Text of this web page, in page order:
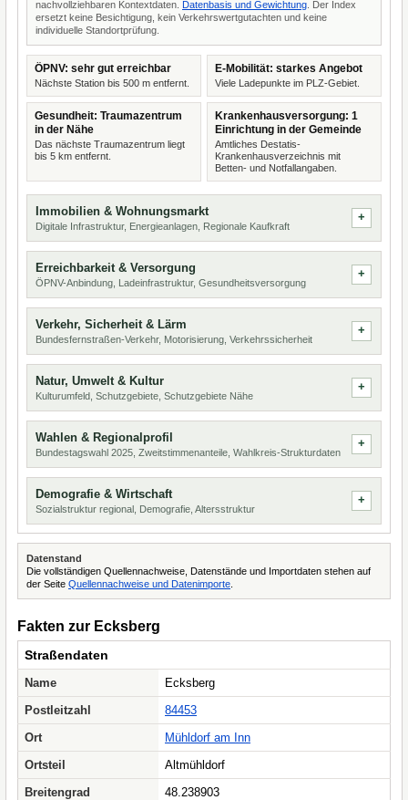
nachvollziehbaren Kontextdaten. Datenbasis und Gewichtung . Der Index
ersetzt keine Besichtigung, kein Verkehrswertgutachten und keine
individuelle Standortprüfung.
ÖPNV: sehr gut erreichbar
Nächste Station bis 500 m entfernt.
E-Mobilität: starkes Angebot
Viele Ladepunkte im PLZ-Gebiet.
Gesundheit: Traumazentrum
in der Nähe
Das nächste Traumazentrum liegt
bis 5 km entfernt.
Krankenhausversorgung: 1
Einrichtung in der Gemeinde
Amtliches Destatis-
Krankenhausverzeichnis mit
Betten- und Notfallangaben.
Immobilien & Wohnungsmarkt
Digitale Infrastruktur, Energieanlagen, Regionale Kaufkraft
Erreichbarkeit & Versorgung
ÖPNV-Anbindung, Ladeinfrastruktur, Gesundheitsversorgung
Verkehr, Sicherheit & Lärm
Bundesfernstraßen-Verkehr, Motorisierung, Verkehrssicherheit
Natur, Umwelt & Kultur
Kulturumfeld, Schutzgebiete, Schutzgebiete Nähe
Wahlen & Regionalprofil
Bundestagswahl 2025, Zweitstimmenanteile, Wahlkreis-Strukturdaten
Demografie & Wirtschaft
Sozialstruktur regional, Demografie, Altersstruktur
Datenstand
Die vollständigen Quellennachweise, Datenstände und Importdaten stehen auf
der Seite Quellennachweise und Datenimporte
Fakten zur Ecksberg
Straßendaten
Name
Ecksberg
Postleitzahl
84453
Ort
Mühldorf am Inn
Ortsteil
Altmühldorf
Breitengrad
48.238903